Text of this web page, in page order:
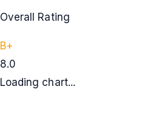
Overall Rating
B+
8.0
Loading chart...